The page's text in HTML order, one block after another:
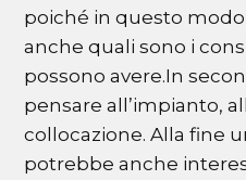
poiché in questo modo
anche quali sono i
possono avere.In
pensare all’impianto,
collocazione. Alla fine
potrebbe anche